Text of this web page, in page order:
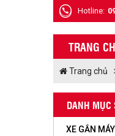
Hotline:
TRANG
Trang chủ
DANH MỤC
XE GẮN